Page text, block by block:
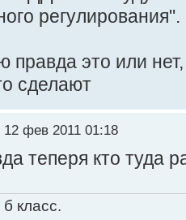
правда это или
сделают
12 фев 2011 01:18
теперя кто туда
класс.